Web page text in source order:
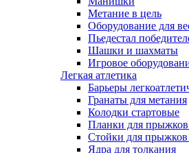
Метание в цель
Оборудование для
Пьедестал
Шашки и шахматы
Игровое
Легкая атлетика
Барьеры
Гранаты для метания
Колодки стартовые
Планки для
Стойки для прыжков
Ядра для толкания